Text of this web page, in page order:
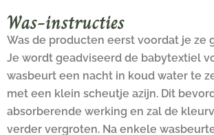
Was-instructies
Was de producten eerst voordat je ze
Je wordt geadviseerd de babytextiel
wasbeurt een nacht in koud water te
met een klein scheutje azijn. Dit
absorberende werking en zal de
verder vergroten. Na enkele